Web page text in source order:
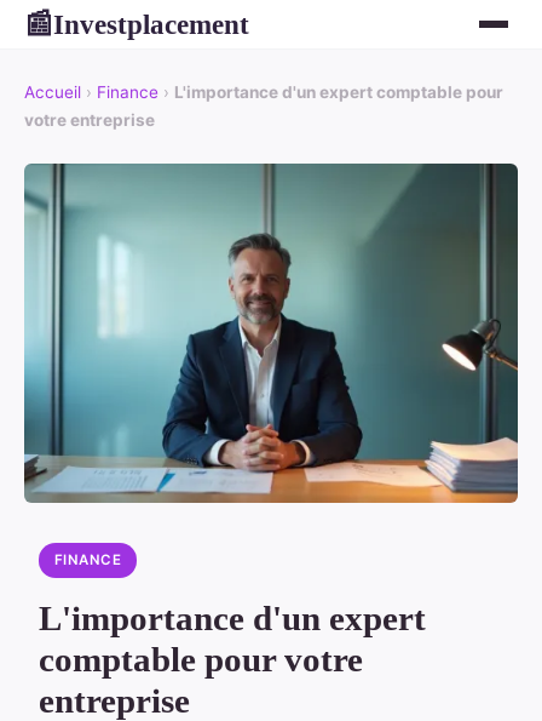
📰Investplacement
Accueil › Finance › L'importance d'un expert comptable pour
votre entreprise
FINANCE
L'importance d'un expert
comptable pour votre
entreprise